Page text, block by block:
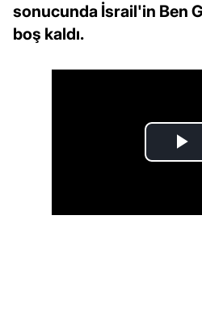
sonucunda İsrail'in Ben
boş kaldı.